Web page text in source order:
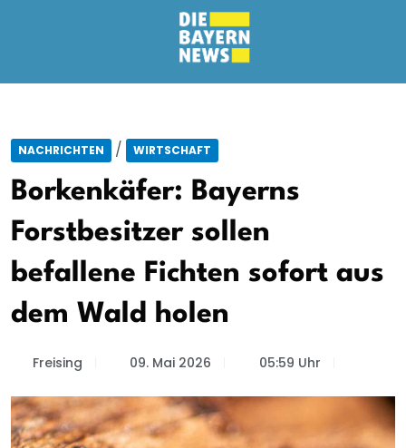
NACHRICHTEN / WIRTSCHAFT
Borkenkäfer: Bayerns
Forstbesitzer sollen
befallene Fichten sofort aus
dem Wald holen
Freising 09. Mai 2026 05:59 Uhr